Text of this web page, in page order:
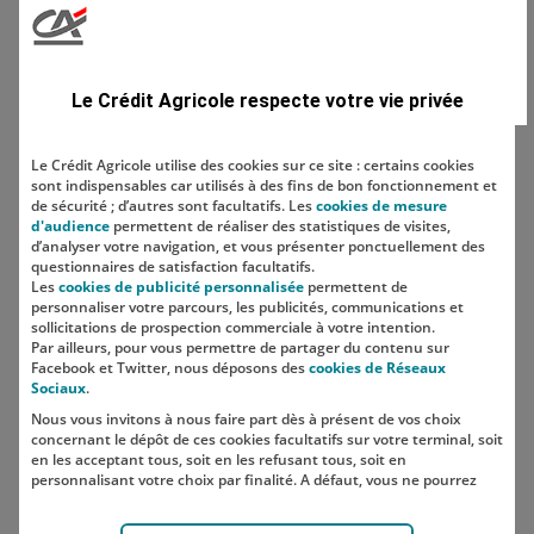
Localisation
SUIVEZ-NOUS SUR LES RÉSEAUX
SOCIAUX
Le Crédit Agricole respecte votre vie privée
Le Crédit Agricole utilise des cookies sur ce site : certains cookies
sont indispensables car utilisés à des fins de bon fonctionnement et
de sécurité ; d’autres sont facultatifs. Lescookies de mesure
d'audience permettent de réaliser des statistiques de visites,
d’analyser votre navigation, et vous présenter ponctuellement des
questionnaires de satisfaction facultatifs.
Lescookies de publicité personnalisée permettent de
personnaliser votre parcours, les publicités, communications et
sollicitations de prospection commerciale à votre intention.
Par ailleurs, pour vous permettre de partager du contenu sur
Facebook et Twitter, nous déposons descookies de Réseaux
Sociaux.
Nous vous invitons à nous faire part dès à présent de vos choix
concernant le dépôt de ces cookies facultatifs sur votre terminal, soit
en les acceptant tous, soit en les refusant tous, soit en
personnalisant votre choix par finalité. A défaut, vous ne pourrez
Votre choix est libre et peut être modifié à tout moment, en cliquant